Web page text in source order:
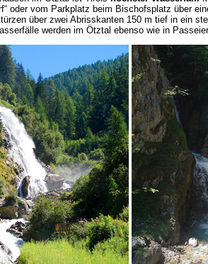
oder vom Parkplatz beim Bischofsplatz über
über zwei Abrisskanten 150 m tief in ein
werden im Ötztal ebenso wie in